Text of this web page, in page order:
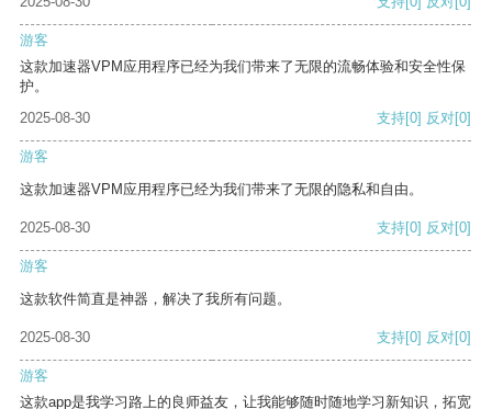
游客
这款加速器VPM应用程序已经为我们带来了无限的流畅体验和安全性保
护。
2025-08-30
支持[0] 反对[0]
游客
这款加速器VPM应用程序已经为我们带来了无限的隐私和自由。
2025-08-30 支持[0] 反对[0]
游客
这款软件简直是神器，解决了我所有问题。
2025-08-30 支持[0] 反对[0]
游客
这款app是我学习路上的良师益友，让我能够随时随地学习新知识，拓宽